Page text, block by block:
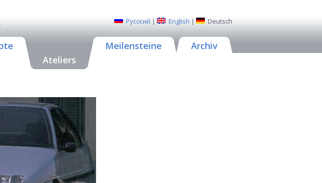
Русский | English | Deutsch
Ateliers
Meilensteine Archiv